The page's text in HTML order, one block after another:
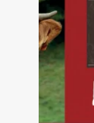
Ce
votre